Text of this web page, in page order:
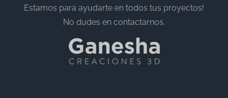
Estamos para ayudarte en todos tus proyectos!
No dudes en contactarnos.